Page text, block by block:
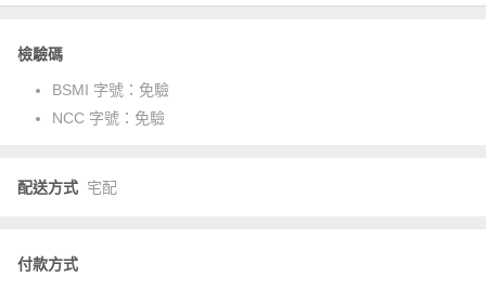
檢驗碼
BSMI 字號： 免驗
NCC 字號： 免驗
配送方式 宅配
付款方式